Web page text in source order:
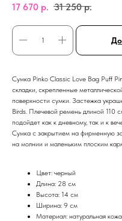
17 670 р. 31 250 р.
Cумка Pinko Classic Love Bag Puff
складки, скрепленные
поверхности сумки. Застежка
Birds. Плечевой ремень длиной 110
подойдет как к дневному, так и к
Сумка с закрытием на фирменную
на молнии и маленьким плоским
Цвет: черный
Длина: 28 см
Высота: 14 см
Ширина: 9 см
Материал: натуральная кожа